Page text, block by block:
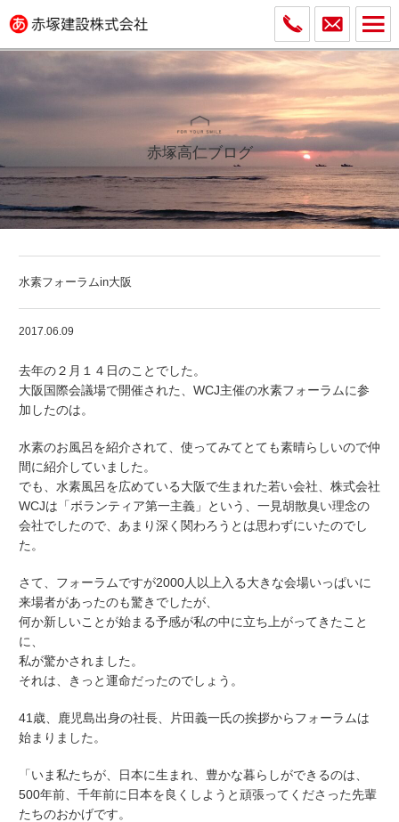
赤塚高仁ブログ
水素フォーラムin大阪
2017.06.09
去年の２月１４日のことでした。
大阪国際会議場で開催された、WCJ主催の水素フォーラムに参
加したのは。
水素のお風呂を紹介されて、使ってみてとても素晴らしいので仲
間に紹介していました。
でも、水素風呂を広めている大阪で生まれた若い会社、株式会社
WCJは「ボランティア第一主義」という、一見胡散臭い理念の
会社でしたので、あまり深く関わろうとは思わずにいたのでし
た。
さて、フォーラムですが2000人以上入る大きな会場いっぱいに
来場者があったのも驚きでしたが、
何か新しいことが始まる予感が私の中に立ち上がってきたこと
に、
私が驚かされました。
それは、きっと運命だったのでしょう。
41歳、鹿児島出身の社長、片田義一氏の挨拶からフォーラムは
始まりました。
「いま私たちが、日本に生まれ、豊かな暮らしができるのは、
500年前、千年前に日本を良くしようと頑張ってくださった先輩
たちのおかげです。